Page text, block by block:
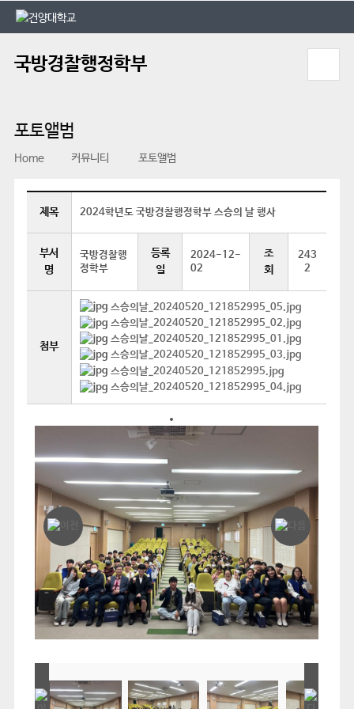
본문 바로가기
대메뉴 바로가기
국방경찰행정학부
포토앨범
Home 커뮤니티 포토앨범
제목 2024학년도 국방경찰행정학부 스승의 날 행사
부서
명
국방경찰행
정학부
등록
일
2024-12-
02
조
회
243
2
첨부
스승의날_20240520_121852995_05.jpg
스승의날_20240520_121852995_02.jpg
스승의날_20240520_121852995_01.jpg
스승의날_20240520_121852995_03.jpg
스승의날_20240520_121852995.jpg
스승의날_20240520_121852995_04.jpg